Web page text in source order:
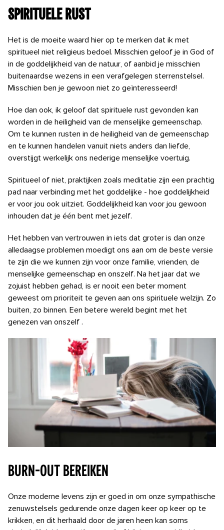
Spirituelerust
Het is de moeite waard hier op te merken dat ik met
spiritueel niet religieus bedoel. Misschien geloof je in God of
in de goddelijkheid van de natuur, of aanbid je misschien
buitenaardse wezens in een verafgelegen sterrenstelsel.
Misschien ben je gewoon niet zo geïnteresseerd!
Hoe dan ook, ik geloof dat spirituele rust gevonden kan
worden in de heiligheid van de menselijke gemeenschap.
Om te kunnen rusten in de heiligheid van de gemeenschap
en te kunnen handelen vanuit niets anders dan liefde,
overstijgt werkelijk ons ​​nederige menselijke voertuig.
Spiritueel of niet, praktijken zoals meditatie zijn een prachtig
pad naar verbinding met het goddelijke - hoe goddelijkheid
er voor jou ook uitziet. Goddelijkheid kan voor jou gewoon
inhouden dat je één bent met jezelf.
Het hebben van vertrouwen in iets dat groter is dan onze
alledaagse problemen moedigt ons aan om de beste versie
te zijn die we kunnen zijn voor onze familie, vrienden, de
menselijke gemeenschap en onszelf. Na het jaar dat we
zojuist hebben gehad, is er nooit een beter moment
geweest om prioriteit te geven aan ons spirituele welzijn. Zo
buiten, zo binnen. Een betere wereld begint met het
genezen van onszelf .
Burn-out bereiken
Onze moderne levens zijn er goed in om onze sympathische
zenuwstelsels gedurende onze dagen keer op keer op te
krikken, en dit herhaald door de jaren heen kan soms